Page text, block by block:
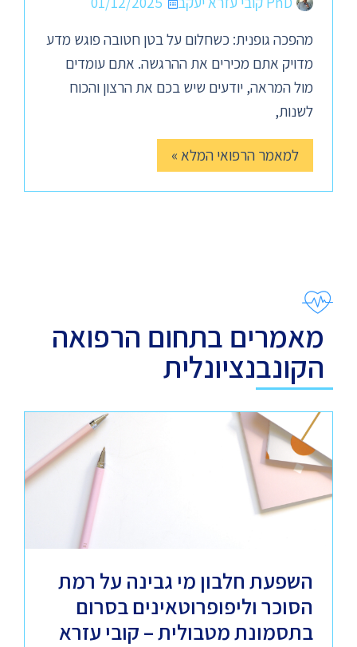
מהפכה גופנית: כשחלום על בטן חטובה פוגש מדע
מדויק אתם מכירים את ההרגשה. אתם עומדים
מול המראה, יודעים שיש בכם את הרצון והכוח
לשנות,
למאמר הרפואי המלא »
מאמרים בתחום הרפואה
הקונבנציונלית
השפעת חלבון מי גבינה על רמת
הסוכר וליפופרוטאינים בסרום
בתסמונת מטבולית – קובי עזרא